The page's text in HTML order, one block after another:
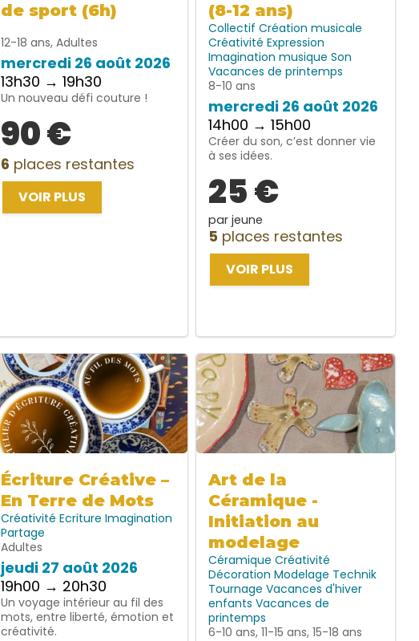
de sport (6h)
12-18 ans, Adultes
mercredi 26 août 2026
13h30 → 19h30
Un nouveau défi couture !
90 €
6 places restantes
VOIR PLUS
(8-12 ans)
Collectif Création musicale
Créativité Expression
Imagination musique Son
Vacances de printemps
8-10 ans
mercredi 26 août 2026
14h00 → 15h00
Créer du son, c’est donner vie
à ses idées.
25 €
par jeune
5 places restantes
VOIR PLUS
Écriture Créative –
En Terre de Mots
Créativité Ecriture Imagination
Partage
Adultes
jeudi 27 août 2026
19h00 → 20h30
Un voyage intérieur au fil des
mots, entre liberté, émotion et
créativité.
Art de la
Céramique -
Initiation au
modelage
Céramique Créativité
Décoration Modelage Technik
Tournage Vacances d'hiver
enfants Vacances de
printemps
6-10 ans, 11-15 ans, 15-18 ans